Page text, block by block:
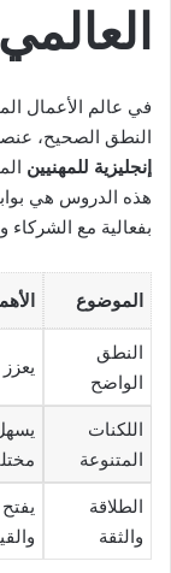
العالمي
في عالم الأعمال
النطق الصحيح،
إنجليزية للمهنيين
هذه الدروس هي
بفعالية مع الشركاء
الموضوع
النطق
الواضح
اللكنات
المتنوعة
الطلاقة
والثقة